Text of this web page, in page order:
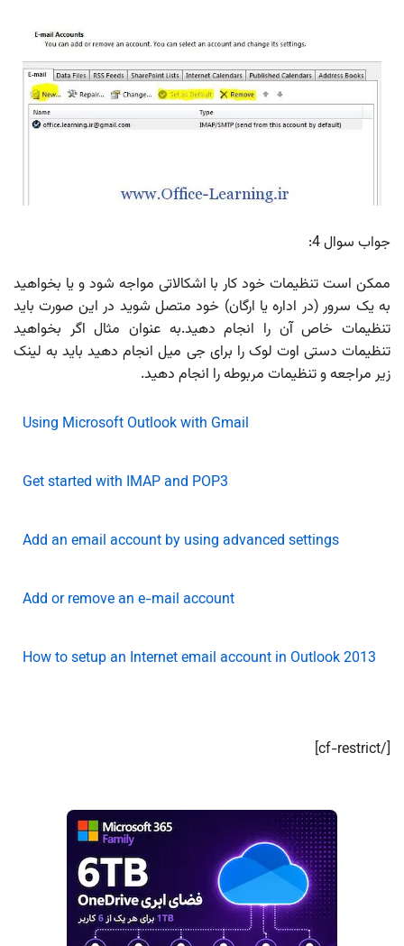
جواب سوال 4:
ممکن است تنظیمات خود کار با اشکالاتی مواجه شود و یا بخواهید
به یک سرور (در اداره یا ارگان) خود متصل شوید در این صورت باید
تنظیمات خاص آن را انجام دهید.به عنوان مثال اگر بخواهید
تنظیمات دستی اوت لوک را برای جی میل انجام دهید باید به لینک
زیر مراجعه و تنظیمات مربوطه را انجام دهید.
Using Microsoft Outlook with Gmail
Get started with IMAP and POP3
Add an email account by using advanced settings
Add or remove an e-mail account
How to setup an Internet email account in Outlook 2013
[/cf-restrict]